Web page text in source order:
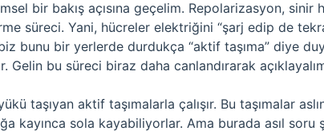
bir bakış açısına geçelim. Repolarizasyon, sinir
süreci. Yani, hücreler elektriğini “şarj edip de
bunu bir yerlerde durdukça “aktif taşıma” diye
Gelin bu süreci biraz daha canlandırarak
taşıyan aktif taşımalarla çalışır. Bu taşımalar
kayınca sola kayabiliyorlar. Ama burada asıl soru